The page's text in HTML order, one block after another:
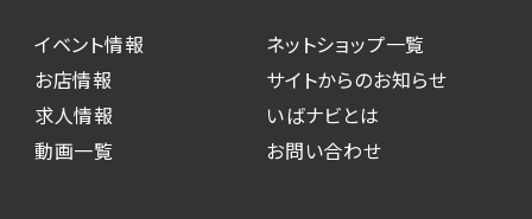
イベント情報
お店情報
求人情報
動画一覧
ネットショップ一覧
サイトからのお知らせ
いばナビとは
お問い合わせ